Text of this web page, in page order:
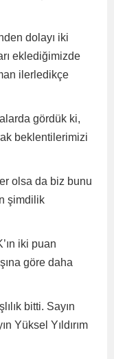
dolayı iki
eklediğimizde
ilerledikçe
gördük ki,
beklentilerimizi
olsa da biz bunu
şimdilik
iki puan
göre daha
bitti. Sayın
Yüksel Yıldırım